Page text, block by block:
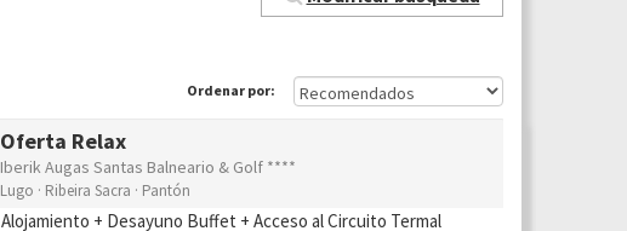
Ordenar por:
Oferta Relax
Iberik Augas Santas Balneario & Golf ****
Lugo · Ribeira Sacra · Pantón
Alojamiento + Desayuno Buffet + Acceso al Circuito Termal